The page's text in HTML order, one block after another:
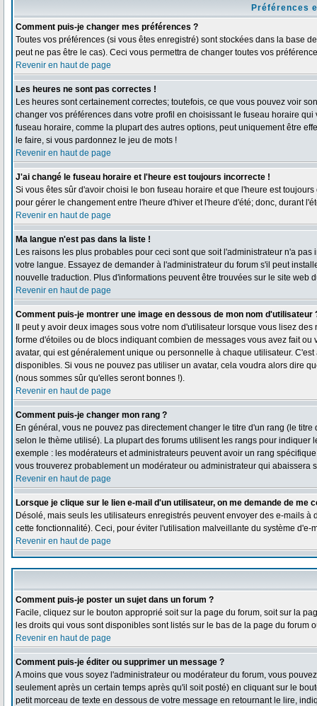
Préférences
Comment puis-je changer mes préférences ?
Toutes vos préférences (si vous êtes enregistré) sont stockées dans la base
peut ne pas être le cas). Ceci vous permettra de changer toutes vos
Revenir en haut de page
Les heures ne sont pas correctes !
Les heures sont certainement correctes; toutefois, ce que vous pouvez voir
changer vos préférences dans votre profil en choisissant le fuseau horaire
fuseau horaire, comme la plupart des autres options, peut uniquement être
le faire, si vous pardonnez le jeu de mots !
Revenir en haut de page
J'ai changé le fuseau horaire et l'heure est toujours incorrecte !
Si vous êtes sûr d'avoir choisi le bon fuseau horaire et que l'heure est
pour gérer le changement entre l'heure d'hiver et l'heure d'été; donc, durant
Revenir en haut de page
Ma langue n'est pas dans la liste !
Les raisons les plus probables pour ceci sont que soit l'administrateur n'a
votre langue. Essayez de demander à l'administrateur du forum s'il peut
nouvelle traduction. Plus d'informations peuvent être trouvées sur le site web
Revenir en haut de page
Comment puis-je montrer une image en dessous de mon nom d'utilisateur
Il peut y avoir deux images sous votre nom d'utilisateur lorsque vous lisez
forme d'étoiles ou de blocs indiquant combien de messages vous avez fait
avatar, qui est généralement unique ou personnelle à chaque utilisateur.
disponibles. Si vous ne pouvez pas utiliser un avatar, cela voudra alors dire
(nous sommes sûr qu'elles seront bonnes !).
Revenir en haut de page
Comment puis-je changer mon rang ?
En général, vous ne pouvez pas directement changer le titre d'un rang (le
selon le thème utilisé). La plupart des forums utilisent les rangs pour
exemple : les modérateurs et administrateurs peuvent avoir un rang
vous trouverez probablement un modérateur ou administrateur qui abaissera
Revenir en haut de page
Lorsque je clique sur le lien e-mail d'un utilisateur, on me demande de me
Désolé, mais seuls les utilisateurs enregistrés peuvent envoyer des e-mails
cette fonctionnalité). Ceci, pour éviter l'utilisation malveillante du système d'e-
Revenir en haut de page
Comment puis-je poster un sujet dans un forum ?
Facile, cliquez sur le bouton approprié soit sur la page du forum, soit sur la
les droits qui vous sont disponibles sont listés sur le bas de la page du forum
Revenir en haut de page
Comment puis-je éditer ou supprimer un message ?
A moins que vous soyez l'administrateur ou modérateur du forum, vous
seulement après un certain temps après qu'il soit posté) en cliquant sur le
petit morceau de texte en dessous de votre message en retournant le lire,